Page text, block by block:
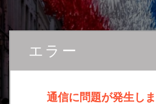
エラー
通信に問題が発生し